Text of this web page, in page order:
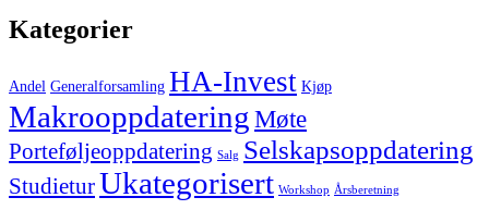
Kategorier
Andel Generalforsamling HA-Invest Kjøp
MakrooppdateringMøte
Porteføljeoppdatering Salg Selskapsoppdatering
StudieturUkategorisert Workshop Årsberetning